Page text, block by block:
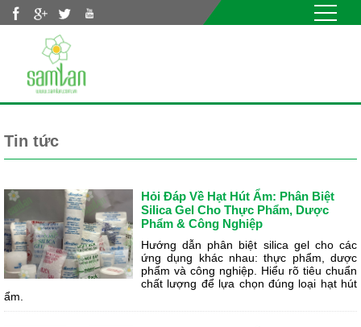
Nhảy đến nội dung
Tin tức
/Tin tức
Tin tức
Hỏi Đáp Về Hạt Hút Ẩm: Phân Biệt
Silica Gel Cho Thực Phẩm, Dược
Phẩm & Công Nghiệp
Hướng dẫn phân biệt silica gel cho các
ứng dụng khác nhau: thực phẩm, dược
phẩm và công nghiệp. Hiểu rõ tiêu chuẩn
chất lượng để lựa chọn đúng loại hạt hút
ẩm.